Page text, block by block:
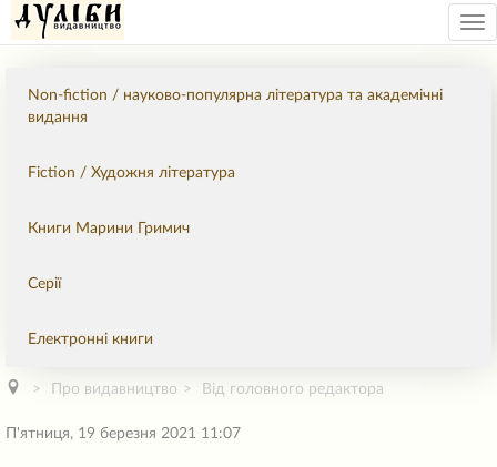
Non-fiction / науково-популярна література та академічні
видання
Fiction / Художня література
Книги Марини Гримич
Серії
Електронні книги
Про видавництво Від головного редактора
П'ятниця, 19 березня 2021 11:07